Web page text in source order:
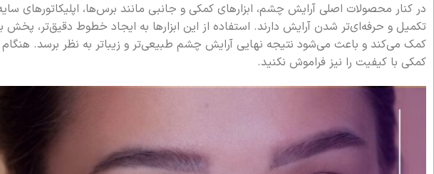
در کنار محصولات اصلی آرایش چشم، ابزارهای کمکی و جانبی مانند برس‌ها، اپلیکاتورهای
تکمیل و حرفه‌ای‌تر شدن آرایش دارند. استفاده از این ابزارها به ایجاد خطوط دقیق‌تر،
کمک می‌کند و باعث می‌شود نتیجه نهایی آرایش چشم طبیعی‌تر و زیباتر به نظر برسد. هنگام
کمکی با کیفیت را نیز فراموش نکنید.